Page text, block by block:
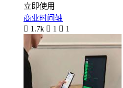
立即使用
商业时间轴
 1.7k  1  1